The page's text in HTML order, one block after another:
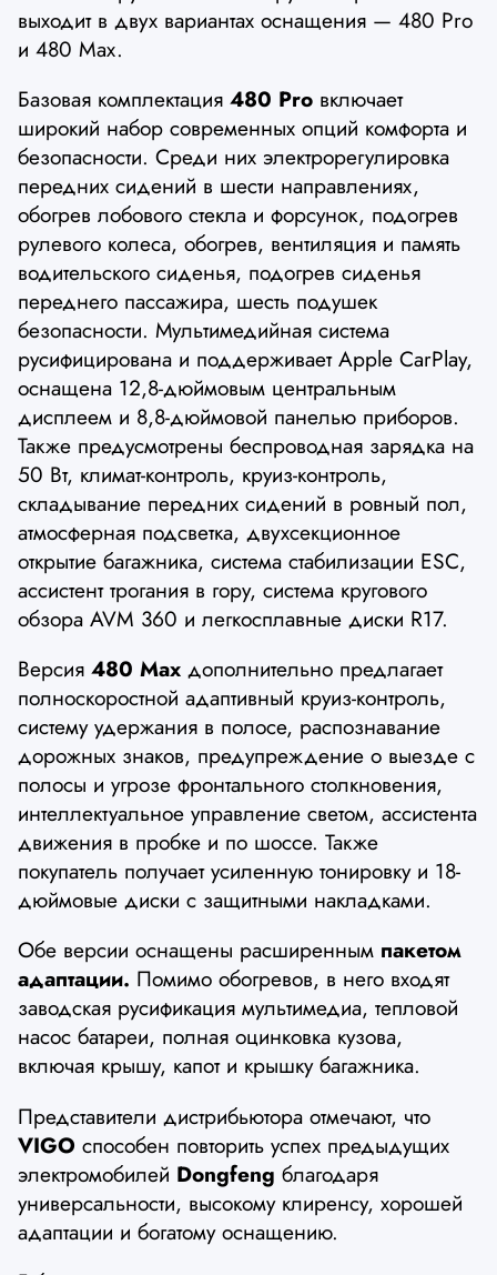
выходит в двух вариантах оснащения — 480 Pro
и 480 Max.
Базовая комплектация 480 Pro включает
широкий набор современных опций комфорта и
безопасности. Среди них электрорегулировка
передних сидений в шести направлениях,
обогрев лобового стекла и форсунок, подогрев
рулевого колеса, обогрев, вентиляция и память
водительского сиденья, подогрев сиденья
переднего пассажира, шесть подушек
безопасности. Мультимедийная система
русифицирована и поддерживает Apple CarPlay,
оснащена 12,8-дюймовым центральным
дисплеем и 8,8-дюймовой панелью приборов.
Также предусмотрены беспроводная зарядка на
50 Вт, климат-контроль, круиз-контроль,
складывание передних сидений в ровный пол,
атмосферная подсветка, двухсекционное
открытие багажника, система стабилизации ESC,
ассистент трогания в гору, система кругового
обзора AVM 360 и легкосплавные диски R17.
Версия 480 Max дополнительно предлагает
полноскоростной адаптивный круиз-контроль,
систему удержания в полосе, распознавание
дорожных знаков, предупреждение о выезде с
полосы и угрозе фронтального столкновения,
интеллектуальное управление светом, ассистента
движения в пробке и по шоссе. Также
покупатель получает усиленную тонировку и 18-
дюймовые диски с защитными накладками.
Обе версии оснащены расширенным пакетом
адаптации. Помимо обогревов, в него входят
заводская русификация мультимедиа, тепловой
насос батареи, полная оцинковка кузова,
включая крышу, капот и крышку багажника.
Представители дистрибьютора отмечают, что
VIGO способен повторить успех предыдущих
электромобилей Dongfeng благодаря
универсальности, высокому клиренсу, хорошей
адаптации и богатому оснащению.